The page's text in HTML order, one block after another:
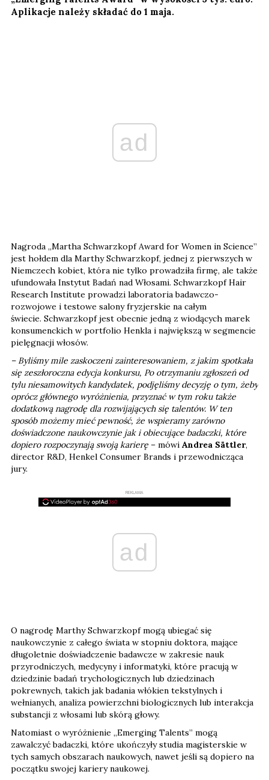
Aplikacje należy składać do 1 maja.
ad
Nagroda „Martha Schwarzkopf Award for Women in Science”
jest hołdem dla Marthy Schwarzkopf, jednej z pierwszych w
Niemczech kobiet, która nie tylko prowadziła firmę, ale także
ufundowała Instytut Badań nad Włosami. Schwarzkopf Hair
Research Institute prowadzi laboratoria badawczo-
rozwojowe i testowe salony fryzjerskie na całym
świecie. Schwarzkopf jest obecnie jedną z wiodących marek
konsumenckich w portfolio Henkla i największą w segmencie
pielęgnacji włosów.
– Byliśmy mile zaskoczeni zainteresowaniem, z jakim spotkała
się zeszłoroczna edycja konkursu, Po otrzymaniu zgłoszeń od
tylu niesamowitych kandydatek, podjęliśmy decyzję o tym, żeby
oprócz głównego wyróżnienia, przyznać w tym roku także
dodatkową nagrodę dla rozwijających się talentów. W ten
sposób możemy mieć pewność, że wspieramy zarówno
doświadczone naukowczynie jak i obiecujące badaczki, które
dopiero rozpoczynają swoją karierę – mówi Andrea Sättler,
director R&D, Henkel Consumer Brands i przewodnicząca
jury.
REKLAMA
ad
O nagrodę Marthy Schwarzkopf mogą ubiegać się
naukowczynie z całego świata w stopniu doktora, mające
długoletnie doświadczenie badawcze w zakresie nauk
przyrodniczych, medycyny i informatyki, które pracują w
dziedzinie badań trychologicznych lub dziedzinach
pokrewnych, takich jak badania włókien tekstylnych i
wełnianych, analiza powierzchni biologicznych lub interakcja
substancji z włosami lub skórą głowy.
Natomiast o wyróżnienie „Emerging Talents” mogą
zawalczyć badaczki, które ukończyły studia magisterskie w
tych samych obszarach naukowych, nawet jeśli są dopiero na
początku swojej kariery naukowej.